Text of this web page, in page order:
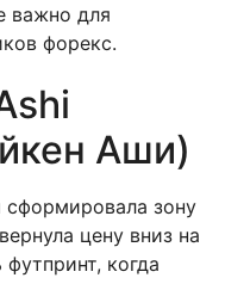
важно для
форекс.
Аши)
сформировала зону
цену вниз на
когда